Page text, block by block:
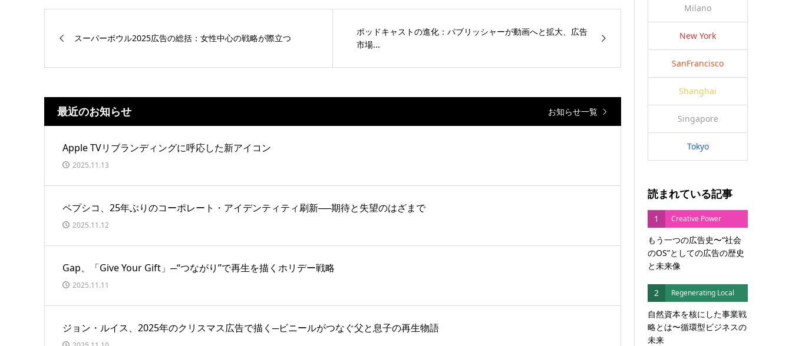
スーパーボウル2025広告の総括：女性中心の戦略が際立つ
ポッドキャストの進化：パブリッシャーが動画へと拡大、広告
市場...
最近のお知らせ お知らせ一覧
Apple TVリブランディングに呼応した新アイコン
2025.11.13
ペプシコ、25年ぶりのコーポレート・アイデンティティ刷新──期待と失望のはざまで
2025.11.12
Gap、「Give Your Gift」─“つながり”で再生を描くホリデー戦略
2025.11.11
ジョン・ルイス、2025年のクリスマス広告で描く─ビニールがつなぐ父と息子の再生物語
Milano
New York
SanFrancisco
Shanghai
Singapore
Tokyo
読まれている記事
1 Creative Power
もう一つの広告史〜“社会
のOS”としての広告の歴史
と未来像
2 Regenerating Local
自然資本を核にした事業戦
略とは〜循環型ビジネスの
未来